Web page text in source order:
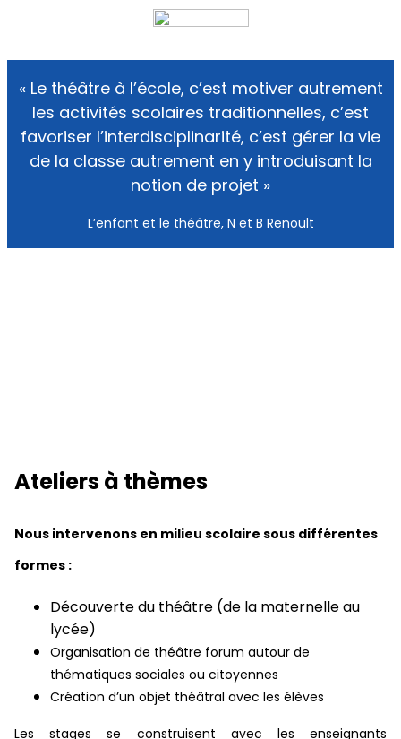
« Le théâtre à l’école, c’est motiver autrement
les activités scolaires traditionnelles, c’est
favoriser l’interdisciplinarité, c’est gérer la vie
de la classe autrement en y introduisant la
notion de projet »
L’enfant et le théâtre, N et B Renoult
Ateliers à thèmes
Nous intervenons en milieu scolaire sous différentes
formes :
Découverte du théâtre (de la maternelle au
lycée)
Organisation de théâtre forum autour de
thématiques sociales ou citoyennes
Création d’un objet théâtral avec les élèves
Les stages se construisent avec les enseignants